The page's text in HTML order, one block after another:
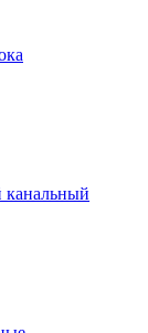
канальный